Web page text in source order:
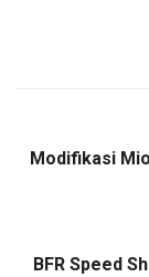
Modifikasi
BFR Speed